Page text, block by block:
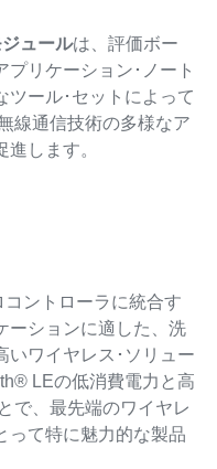
ュールは、評価ボー
プリケーション･ノート
ツール･セットによって
線通信技術の多様なア
します。
ントローラに統合す
ーションに適した、洗
いワイヤレス･ソリュー
LEの低消費電力と高
で、最先端のワイヤレ
って特に魅力的な製品